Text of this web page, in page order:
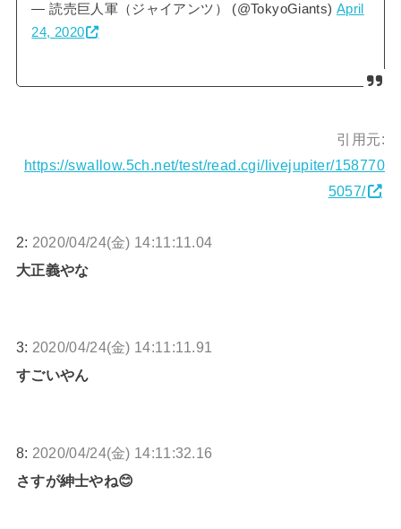
— 読売巨人軍（ジャイアンツ） (@TokyoGiants) April
24, 2020
引用元:
https://swallow.5ch.net/test/read.cgi/livejupiter/158770
5057/
2: 2020/04/24(金) 14:11:11.04
大正義やな
3: 2020/04/24(金) 14:11:11.91
すごいやん
8: 2020/04/24(金) 14:11:32.16
さすが紳士やね😊